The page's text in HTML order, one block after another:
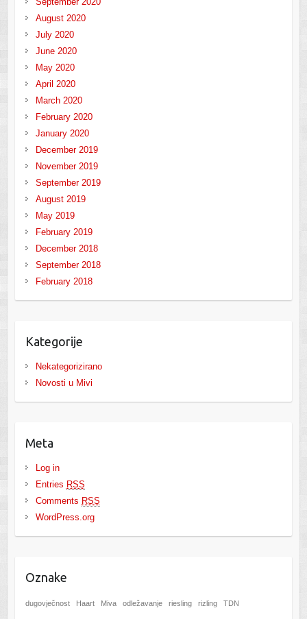
August 2020
July 2020
June 2020
May 2020
April 2020
March 2020
February 2020
January 2020
December 2019
November 2019
September 2019
August 2019
May 2019
February 2019
December 2018
September 2018
February 2018
Kategorije
Nekategorizirano
Novosti u Mivi
Meta
Log in
Entries RSS
Comments RSS
WordPress.org
Oznake
dugovječnost Haart Miva odležavanje riesling rizling TDN